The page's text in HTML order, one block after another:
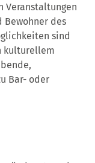
Veranstaltungen
Bewohner des
sind
kulturellem
Bar- oder